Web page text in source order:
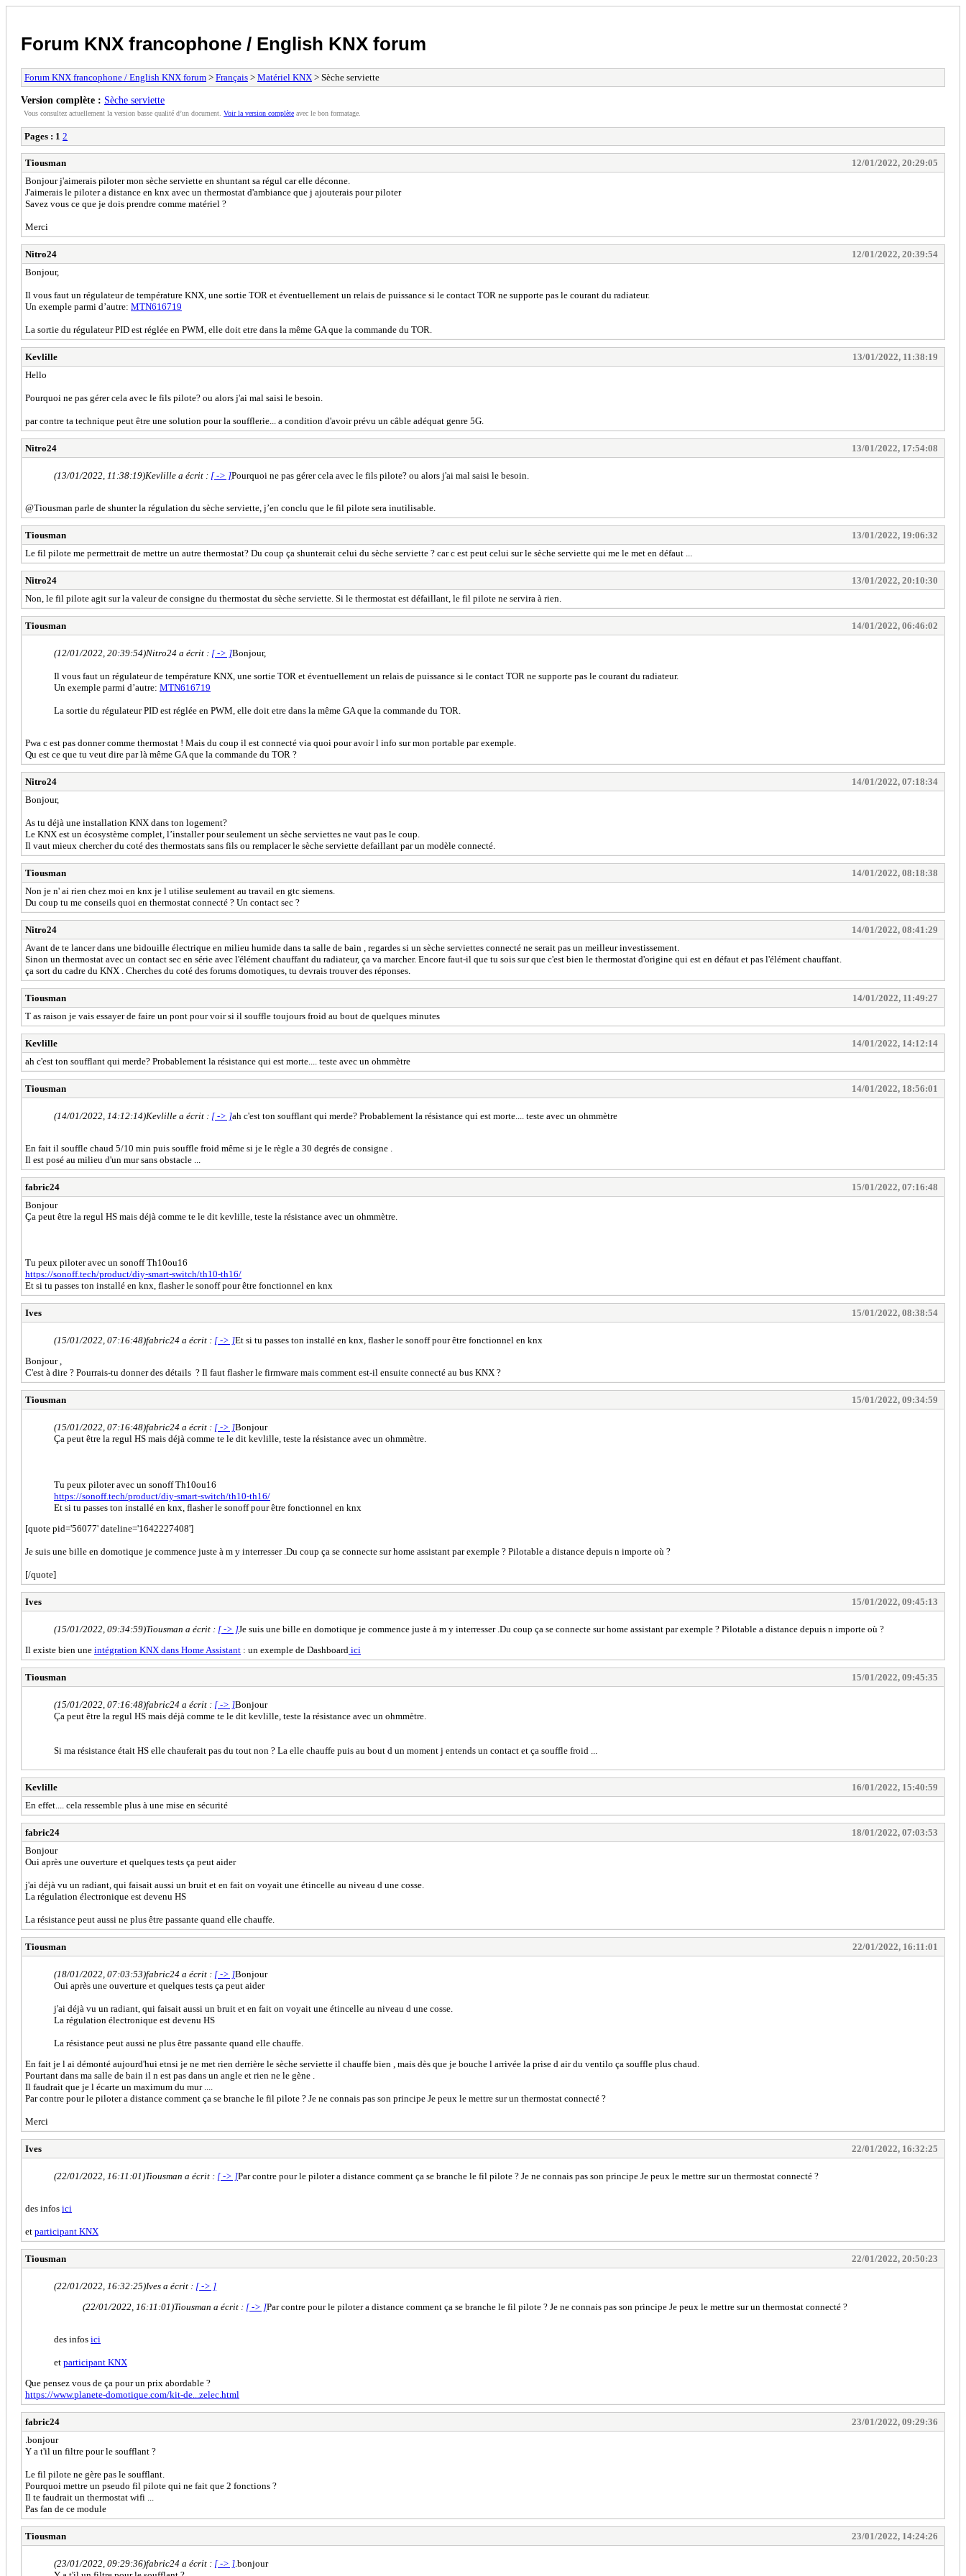
Forum KNX francophone / English KNX forum
Forum KNX francophone / English KNX forum > Français > Matériel KNX > Sèche serviette
Version complète : Sèche serviette
Vous consultez actuellement la version basse qualité d’un document. Voir la version complète avec le bon formatage.
Pages : 1 2
Tiousman
12/01/2022, 20:29:05
Bonjour j'aimerais piloter mon sèche serviette en shuntant sa régul car elle déconne.
J'aimerais le piloter a distance en knx avec un thermostat d'ambiance que j ajouterais pour piloter
Savez vous ce que je dois prendre comme matériel ?
Merci
Nitro24
12/01/2022, 20:39:54
Bonjour,
Il vous faut un régulateur de température KNX, une sortie TOR et éventuellement un relais de puissance si le contact TOR ne supporte pas le courant du radiateur.
Un exemple parmi d’autre: MTN616719
La sortie du régulateur PID est réglée en PWM, elle doit etre dans la même GA que la commande du TOR.
Kevlille
13/01/2022, 11:38:19
Hello
Pourquoi ne pas gérer cela avec le fils pilote? ou alors j'ai mal saisi le besoin.
par contre ta technique peut être une solution pour la soufflerie... a condition d'avoir prévu un câble adéquat genre 5G.
Nitro24 13/01/2022, 17:54:08
(13/01/2022, 11:38:19)Kevlille a écrit : [ -> ]Pourquoi ne pas gérer cela avec le fils pilote? ou alors j'ai mal saisi le besoin.
@Tiousman parle de shunter la régulation du sèche serviette, j’en conclu que le fil pilote sera inutilisable.
Tiousman
13/01/2022, 19:06:32
Le fil pilote me permettrait de mettre un autre thermostat? Du coup ça shunterait celui du sèche serviette ? car c est peut celui sur le sèche serviette qui me le met en défaut ...
Nitro24
13/01/2022, 20:10:30
Non, le fil pilote agit sur la valeur de consigne du thermostat du sèche serviette. Si le thermostat est défaillant, le fil pilote ne servira à rien.
Tiousman 14/01/2022, 06:46:02
(12/01/2022, 20:39:54)Nitro24 a écrit : [ -> ]Bonjour,
Il vous faut un régulateur de température KNX, une sortie TOR et éventuellement un relais de puissance si le contact TOR ne supporte pas le courant du radiateur.
Un exemple parmi d’autre: MTN616719
La sortie du régulateur PID est réglée en PWM, elle doit etre dans la même GA que la commande du TOR.
Pwa c est pas donner comme thermostat ! Mais du coup il est connecté via quoi pour avoir l info sur mon portable par exemple.
Qu est ce que tu veut dire par là même GA que la commande du TOR ?
Nitro24
14/01/2022, 07:18:34
Bonjour,
As tu déjà une installation KNX dans ton logement?
Le KNX est un écosystème complet, l’installer pour seulement un sèche serviettes ne vaut pas le coup.
Il vaut mieux chercher du coté des thermostats sans fils ou remplacer le sèche serviette defaillant par un modèle connecté.
Tiousman
14/01/2022, 08:18:38
Non je n' ai rien chez moi en knx je l utilise seulement au travail en gtc siemens.
Du coup tu me conseils quoi en thermostat connecté ? Un contact sec ?
Nitro24
14/01/2022, 08:41:29
Avant de te lancer dans une bidouille électrique en milieu humide dans ta salle de bain , regardes si un sèche serviettes connecté ne serait pas un meilleur investissement.
Sinon un thermostat avec un contact sec en série avec l'élément chauffant du radiateur, ça va marcher. Encore faut-il que tu sois sur que c'est bien le thermostat d'origine qui est en défaut et pas l'élément chauffant.
ça sort du cadre du KNX . Cherches du coté des forums domotiques, tu devrais trouver des réponses.
Tiousman
14/01/2022, 11:49:27
T as raison je vais essayer de faire un pont pour voir si il souffle toujours froid au bout de quelques minutes
Kevlille
14/01/2022, 14:12:14
ah c'est ton soufflant qui merde? Probablement la résistance qui est morte.... teste avec un ohmmètre
Tiousman 14/01/2022, 18:56:01
(14/01/2022, 14:12:14)Kevlille a écrit : [ -> ]ah c'est ton soufflant qui merde? Probablement la résistance qui est morte.... teste avec un ohmmètre
En fait il souffle chaud 5/10 min puis souffle froid même si je le règle a 30 degrés de consigne .
Il est posé au milieu d'un mur sans obstacle ...
fabric24
15/01/2022, 07:16:48
Bonjour
Ça peut être la regul HS mais déjà comme te le dit kevlille, teste la résistance avec un ohmmètre.
Tu peux piloter avec un sonoff Th10ou16
https://sonoff.tech/product/diy-smart-switch/th10-th16/
Et si tu passes ton installé en knx, flasher le sonoff pour être fonctionnel en knx
Ives 15/01/2022, 08:38:54
(15/01/2022, 07:16:48)fabric24 a écrit : [ -> ]Et si tu passes ton installé en knx, flasher le sonoff pour être fonctionnel en knx
Bonjour ,
C'est à dire ? Pourrais-tu donner des détails ? Il faut flasher le firmware mais comment est-il ensuite connecté au bus KNX ?
Tiousman 15/01/2022, 09:34:59
(15/01/2022, 07:16:48)fabric24 a écrit : [ -> ]Bonjour
Ça peut être la regul HS mais déjà comme te le dit kevlille, teste la résistance avec un ohmmètre.
Tu peux piloter avec un sonoff Th10ou16
https://sonoff.tech/product/diy-smart-switch/th10-th16/
Et si tu passes ton installé en knx, flasher le sonoff pour être fonctionnel en knx
[quote pid='56077' dateline='1642227408']
Je suis une bille en domotique je commence juste à m y interresser .Du coup ça se connecte sur home assistant par exemple ? Pilotable a distance depuis n importe où ?
[/quote]
Ives 15/01/2022, 09:45:13
(15/01/2022, 09:34:59)Tiousman a écrit : [ -> ]Je suis une bille en domotique je commence juste à m y interresser .Du coup ça se connecte sur home assistant par exemple ? Pilotable a distance depuis n importe où ?
Il existe bien une intégration KNX dans Home Assistant : un exemple de Dashboard ici
Tiousman 15/01/2022, 09:45:35
(15/01/2022, 07:16:48)fabric24 a écrit : [ -> ]Bonjour
Ça peut être la regul HS mais déjà comme te le dit kevlille, teste la résistance avec un ohmmètre.
Si ma résistance était HS elle chauferait pas du tout non ? La elle chauffe puis au bout d un moment j entends un contact et ça souffle froid ...
Kevlille
16/01/2022, 15:40:59
En effet.... cela ressemble plus à une mise en sécurité
fabric24
18/01/2022, 07:03:53
Bonjour
Oui après une ouverture et quelques tests ça peut aider
j'ai déjà vu un radiant, qui faisait aussi un bruit et en fait on voyait une étincelle au niveau d une cosse.
La régulation électronique est devenu HS
La résistance peut aussi ne plus être passante quand elle chauffe.
Tiousman 22/01/2022, 16:11:01
(18/01/2022, 07:03:53)fabric24 a écrit : [ -> ]Bonjour
Oui après une ouverture et quelques tests ça peut aider
j'ai déjà vu un radiant, qui faisait aussi un bruit et en fait on voyait une étincelle au niveau d une cosse.
La régulation électronique est devenu HS
La résistance peut aussi ne plus être passante quand elle chauffe.
En fait je l ai démonté aujourd'hui etnsi je ne met rien derrière le sèche serviette il chauffe bien , mais dès que je bouche l arrivée la prise d air du ventilo ça souffle plus chaud.
Pourtant dans ma salle de bain il n est pas dans un angle et rien ne le gène .
Il faudrait que je l écarte un maximum du mur ....
Par contre pour le piloter a distance comment ça se branche le fil pilote ? Je ne connais pas son principe Je peux le mettre sur un thermostat connecté ?
Merci
Ives 22/01/2022, 16:32:25
(22/01/2022, 16:11:01)Tiousman a écrit : [ -> ]Par contre pour le piloter a distance comment ça se branche le fil pilote ? Je ne connais pas son principe Je peux le mettre sur un thermostat connecté ?
des infos ici
et participant KNX
Tiousman 22/01/2022, 20:50:23
(22/01/2022, 16:32:25)Ives a écrit : [ -> ]
(22/01/2022, 16:11:01)Tiousman a écrit : [ -> ]Par contre pour le piloter a distance comment ça se branche le fil pilote ? Je ne connais pas son principe Je peux le mettre sur un thermostat connecté ?
des infos ici
et participant KNX
Que pensez vous de ça pour un prix abordable ?
https://www.planete-domotique.com/kit-de...zelec.html
fabric24
23/01/2022, 09:29:36
.bonjour
Y a t'il un filtre pour le soufflant ?
Le fil pilote ne gère pas le soufflant.
Pourquoi mettre un pseudo fil pilote qui ne fait que 2 fonctions ?
Il te faudrait un thermostat wifi ...
Pas fan de ce module
Tiousman 23/01/2022, 14:24:26
(23/01/2022, 09:29:36)fabric24 a écrit : [ -> ] .bonjour